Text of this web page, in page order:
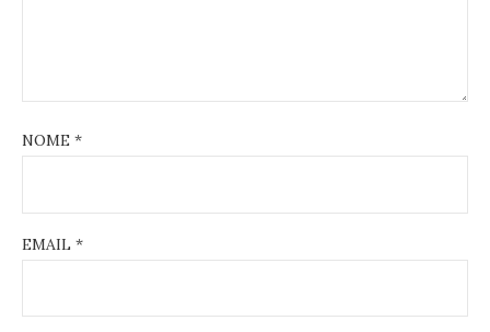
NOME *
EMAIL *